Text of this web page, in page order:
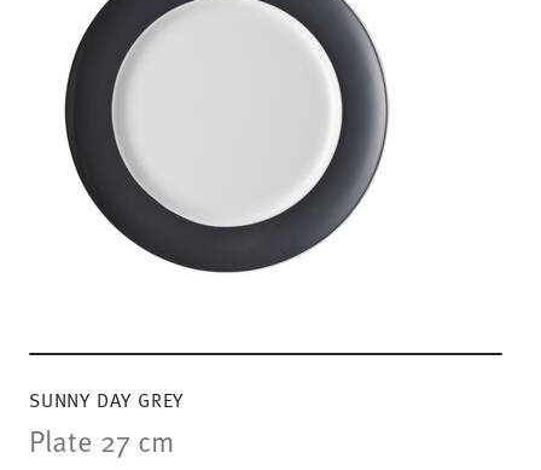
SUNNY DAY GREY
Plate 27 cm